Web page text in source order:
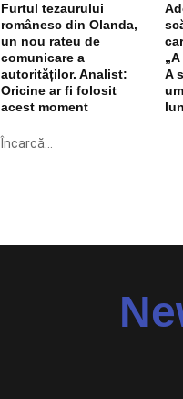
Furtul tezaurului
românesc din Olanda,
un nou rateu de
comunicare a
autorităților. Analist:
Oricine ar fi folosit
acest moment
A
Încarcă...